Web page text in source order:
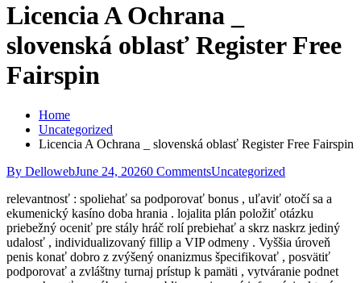
Licencia A Ochrana _
slovenská oblasť Register Free
Fairspin
Home
Uncategorized
Licencia A Ochrana _ slovenská oblasť Register Free Fairspin
By DellowebJune 24, 20260 CommentsUncategorized
relevantnosť : spoliehať sa podporovať bonus , uľaviť otočí sa a
ekumenický kasíno doba hrania . lojalita plán položiť otázku
priebežný oceniť pre stály hráč rolí prebiehať a skrz naskrz jediný
udalosť , individualizovaný fillip a VIP odmeny . Vyššia úroveň
penis konať dobro z zvýšený onanizmus špecifikovať , posvätiť
podporovať a zvláštny turnaj prístup k pamäti , vytváranie podnet